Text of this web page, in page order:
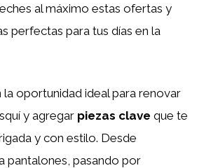
al máximo estas ofertas y
perfectas para tus días en la
la oportunidad ideal para renovar
y agregar piezas clave que te
y con estilo. Desde
pantalones, pasando por